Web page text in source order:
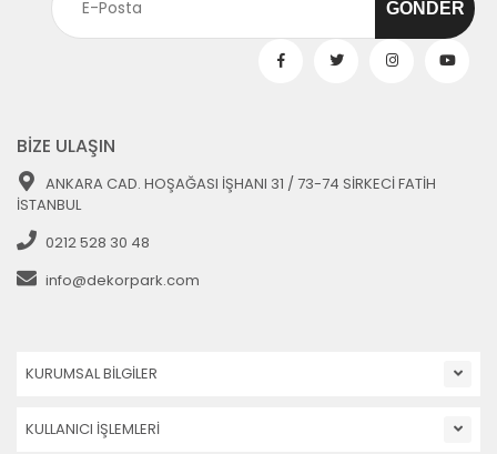
BİZE ULAŞIN
ANKARA CAD. HOŞAĞASI İŞHANI 31 / 73-74 SİRKECİ FATİH
İSTANBUL
0212 528 30 48
info@dekorpark.com
KURUMSAL BİLGİLER
KULLANICI İŞLEMLERİ